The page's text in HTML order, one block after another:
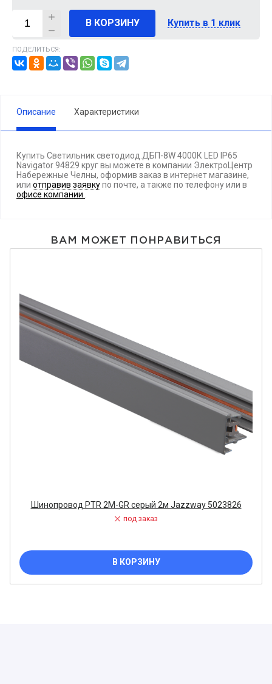
В КОРЗИНУ Купить в 1 клик
ПОДЕЛИТЬСЯ:
Описание Характеристики
Купить Светильник светодиод.ДБП-8W 4000К LED IP65
Navigator 94829 круг вы можете в компании ЭлектроЦентр
Набережные Челны, оформив заказ в интернет магазине,
или отправив заявкупо почте, а также по телефонуили в
офисе компании
ВАМ МОЖЕТ ПОНРАВИТЬСЯ
Шинопровод PTR 2M-GR серый 2м Jazzway 5023826
под заказ
В КОРЗИНУ